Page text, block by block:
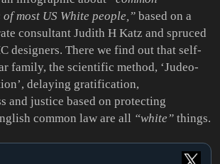
most US White people,” based on a
consultant Judith H Katz and spruced
designers. There we find out that self-
family, the scientific method, ‘Judeo-
delaying gratification,
and justice based on protecting
common law are all “white” things.